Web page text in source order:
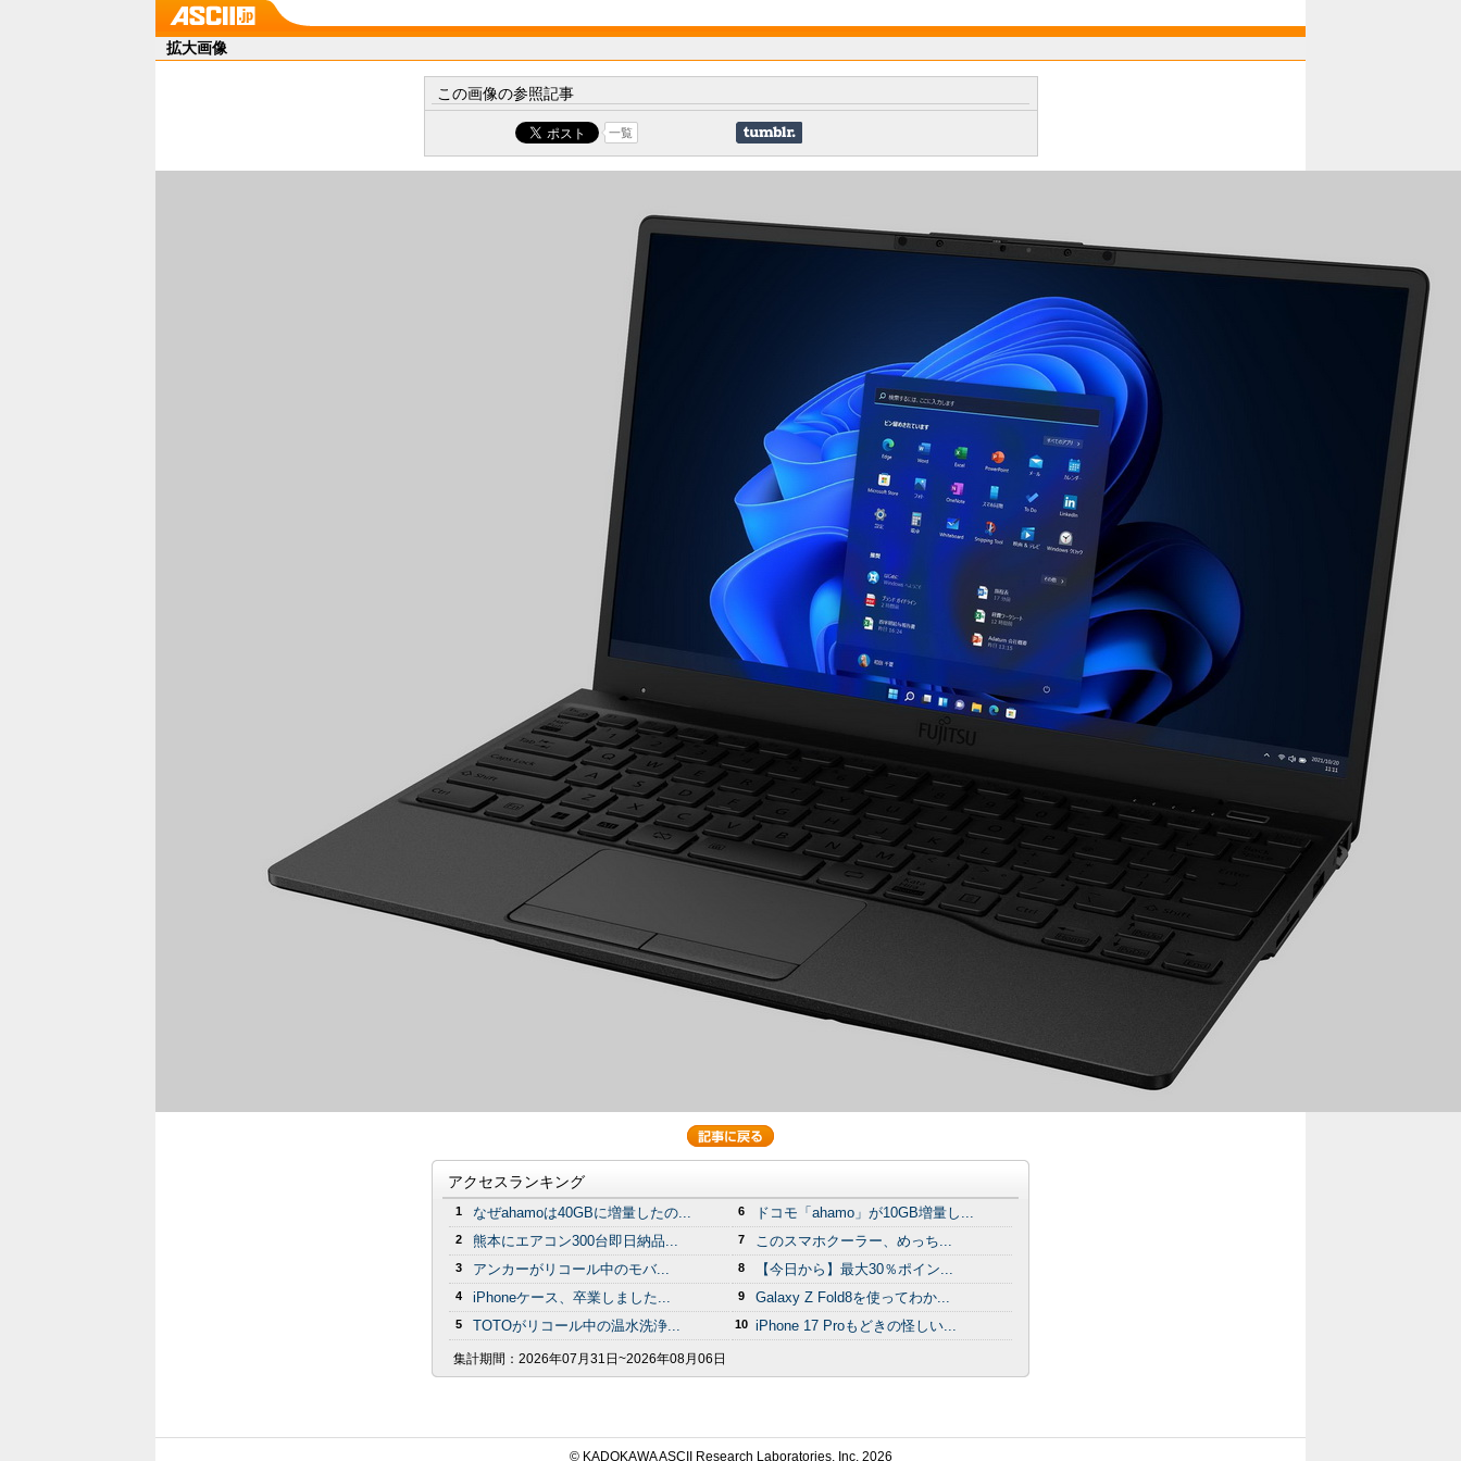
拡大画像
この画像の参照記事
一覧
アクセスランキング
1 なぜahamoは40GBに増量したの...
2 熊本にエアコン300台即日納品...
3 アンカーがリコール中のモバ...
4 iPhoneケース、卒業しました...
5 TOTOがリコール中の温水洗浄...
6 ドコモ「ahamo」が10GB増量し...
7 このスマホクーラー、めっち...
8 【今日から】最大30％ポイン...
9 Galaxy Z Fold8を使ってわか...
10 iPhone 17 Proもどきの怪しい...
集計期間： 2026年07月31日~2026年08月06日
© KADOKAWA ASCII Research Laboratories, Inc. 2026